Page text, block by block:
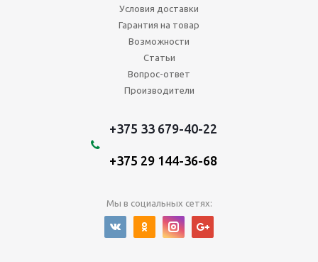
Условия доставки
Гарантия на товар
Возможности
Статьи
Вопрос-ответ
Производители
+375 33 679-40-22
+375 29 144-36-68
Мы в социальных сетях: